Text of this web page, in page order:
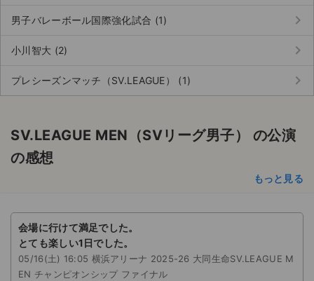
男子バレーボール国際強化試合 (1) keyboard_arrow_right
小川智大 (2) keyboard_arrow_right
プレシーズンマッチ（SV.LEAGUE） (1) keyboard_arrow_right
SV.LEAGUE MEN（SVリーグ男子） の公演
の感想
もっと見る
会場に行けて満足でした。
とても楽しい1日でした。
05/16(土) 16:05 横浜アリーナ 2025-26 大同生命SV.LEAGUE M
EN チャンピオンシップ ファイナル